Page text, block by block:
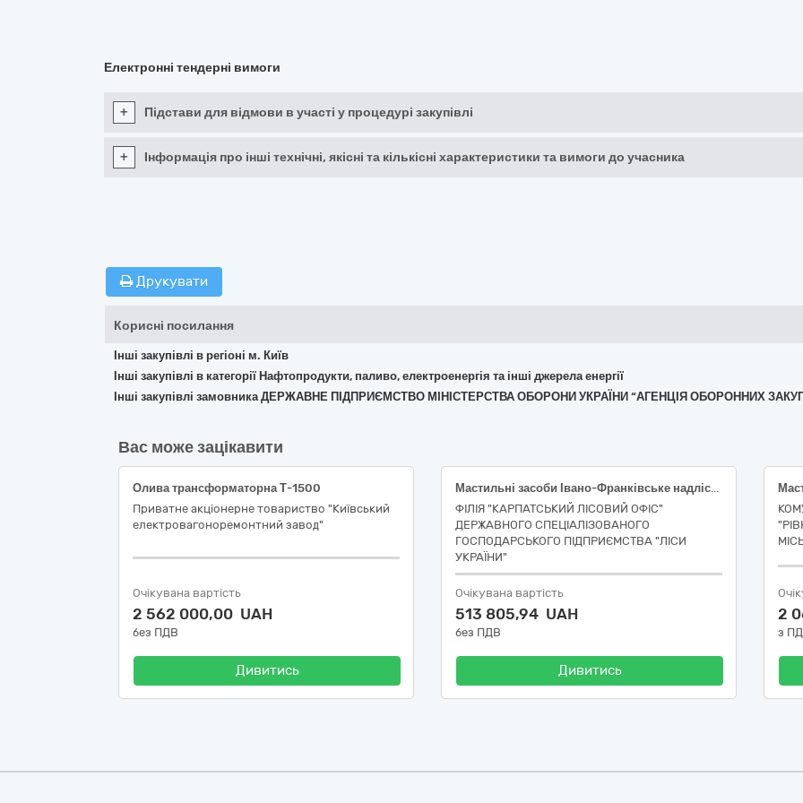
Електронні тендерні вимоги
+ Підстави для відмови в участі у процедурі закупівлі
+ Інформація про інші технічні, якісні та кількісні характеристики та вимоги до учасника
Друкувати
Корисні посилання
Інші закупівлі в регіоні м. Київ
Інші закупівлі в категорії Нафтопродукти, паливо, електроенергія та інші джерела енергії
Інші закупівлі замовника ДЕРЖАВНЕ ПІДПРИЄМСТВО МІНІСТЕРСТВА ОБОРОНИ УКРАЇНИ “АГЕНЦІЯ ОБОРОННИХ
Вас може зацікавити
Олива трансформаторна Т-1500
Приватне акціонерне товариство "Київський
електровагоноремонтний завод"
Очікувана вартість
2 562 000,00 UAH
без ПДВ
Дивитись
Мастильні засоби Івано-Франківське надлісництво
ФІЛІЯ "КАРПАТСЬКИЙ ЛІСОВИЙ ОФІС"
ДЕРЖАВНОГО СПЕЦІАЛІЗОВАНОГО
ГОСПОДАРСЬКОГО ПІДПРИЄМСТВА "ЛІСИ
УКРАЇНИ"
Очікувана вартість
513 805,94 UAH
без ПДВ
Дивитись
2
з